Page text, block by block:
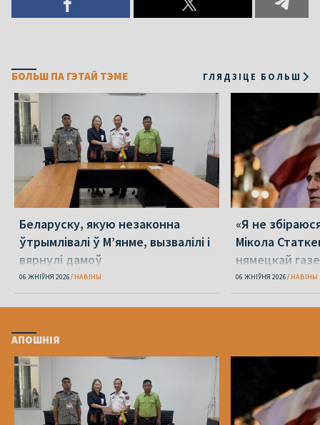
БОЛЬШ ПА ГЭТАЙ ТЭМЕ ГЛЯДЗІЦЕ БОЛЬШ
Беларуску, якую незаконна
ўтрымлівалі ў М’янме, вызвалілі і
вярнулі дамоў
06 ЖНІЎНЯ 2026 НАВІНЫ
«Я не
Мікола
нямецкай
06 ЖНІЎНЯ 2026 НАВІНЫ
АПОШНІЯ